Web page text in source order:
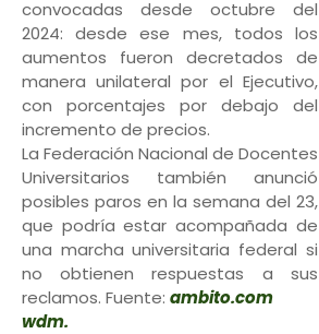
convocadas desde octubre del
2024: desde ese mes, todos los
aumentos fueron decretados de
manera unilateral por el Ejecutivo,
con porcentajes por debajo del
incremento de precios.
La Federación Nacional de Docentes
Universitarios también anunció
posibles paros en la semana del 23,
que podría estar acompañada de
una marcha universitaria federal si
no obtienen respuestas a sus
reclamos. Fuente: ambito.com
wdm.